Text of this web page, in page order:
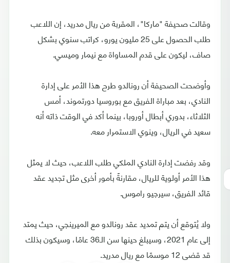
وقالت صحيفة "ماركا"، المقربة من ريال مدريد، إن اللاعب
طلب الحصول على 25 مليون يورو، كراتب سنوي بشكل
صاف، ليكون على قدم المساواة مع نيمار وميسي.
وأوضحت الصحيفة أن رونالدو طرح هذا الأمر على إدارة
النادي، بعد مباراة الفريق مع بوروسيا دورتموند، أمس
الثلاثاء، بدوري أبطال أوروبا، بينما أكد في الوقت ذاته أنه
سعيد في الريال، وينوي الاستمرار معه.
وقد رفضت إدارة النادي الملكي طلب اللاعب، حيث لا يمثل
هذا الأمر أولوية للريال، مقارنةً بأمور أخرى مثل تجديد عقد
قائد الفريق، سيرجيو راموس.
ولا يُتوقع أن يتم تمديد عقد رونالدو مع الميرينجي، حيث يمتد
إلى عام 2021، وسيبلغ حينها سن الـ36 عامًا، وسيكون بذلك
قد قضى 12 موسمًا مع ريال مدريد.